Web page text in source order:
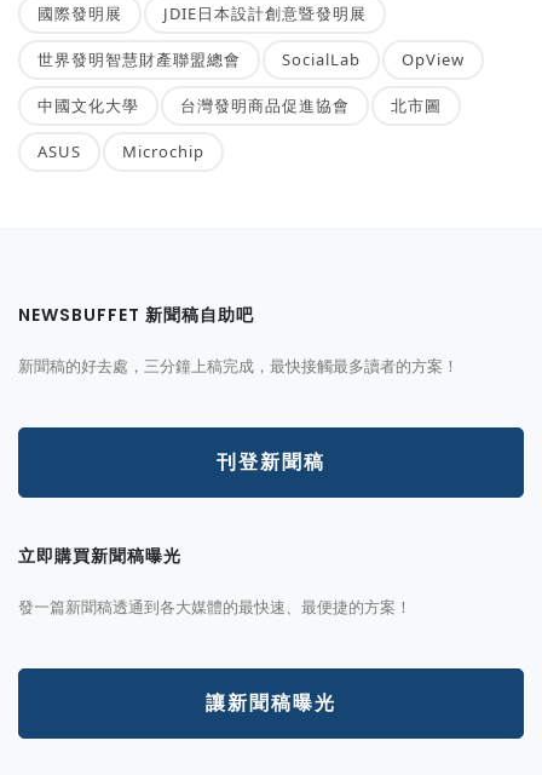
國際發明展 JDIE日本設計創意暨發明展
世界發明智慧財產聯盟總會 SocialLab OpView
中國文化大學 台灣發明商品促進協會 北市圖
ASUS Microchip
NEWSBUFFET 新聞稿自助吧
新聞稿的好去處，三分鐘上稿完成，最快接觸最多讀者的方案！
刊登新聞稿
立即購買新聞稿曝光
發一篇新聞稿透通到各大媒體的最快速、最便捷的方案！
讓新聞稿曝光